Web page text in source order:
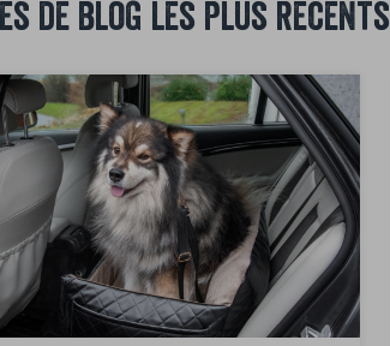
de blog les plus récents